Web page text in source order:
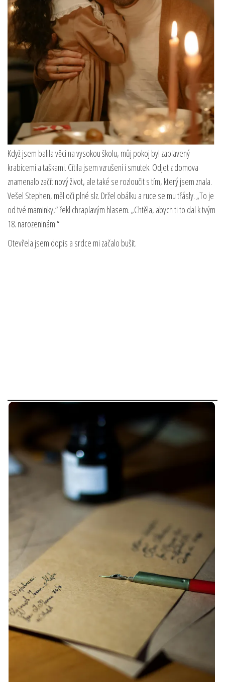
Když jsem balila věci na vysokou školu, můj pokoj byl zaplavený
krabicemi a taškami. Cítila jsem vzrušení i smutek. Odjet z domova
znamenalo začít nový život, ale také se rozloučit s tím, který jsem znala.
Vešel Stephen, měl oči plné slz. Držel obálku a ruce se mu třásly. „To je
od tvé maminky,“ řekl chraplavým hlasem. „Chtěla, abych ti to dal k tvým
18. narozeninám.“
Otevřela jsem dopis a srdce mi začalo bušit.